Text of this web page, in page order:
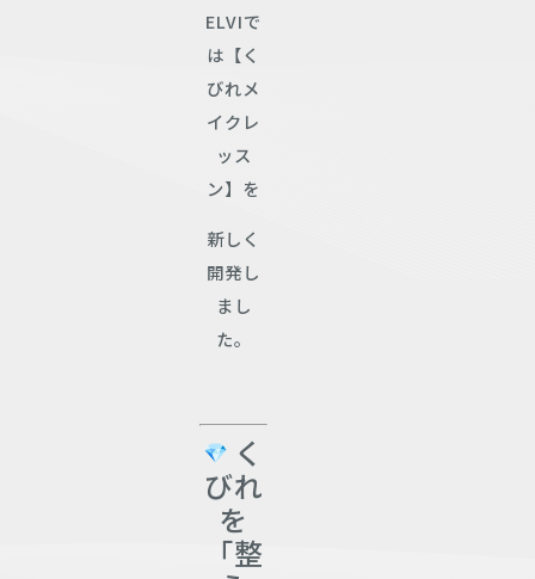
ELVIで
は【く
びれメ
イクレ
ッス
ン】を
新しく
開発し
まし
た。
く
びれ
を
「整